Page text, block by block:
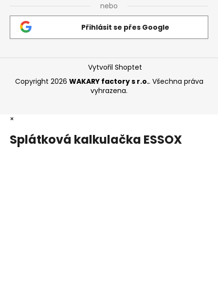
nebo
Přihlásit se přes Google
Vytvořil Shoptet
Copyright 2026 WAKARY factory s r.o.. Všechna práva
vyhrazena.
×
Splátková kalkulačka ESSOX